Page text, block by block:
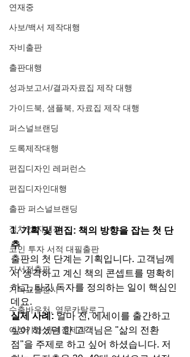
연재중
사보/백서 제작대행
자비출판
출판대행
성과보고서/결과자료집 제작 대행
가이드북, 샘플북, 자료집 제작 대행
퍼스널브랜딩
도록제작대행
편집디자인 레퍼런스
편집디자인대행
출판 퍼스널브랜딩
정치인 자서전
코인 투자 서적 대필출판
자서전출판
기독교출판사
수출바우처, 영문카탈로그
여성기업 사례집제작
1. 기획 및 편집: 책의 방향을 잡는 첫 단
추
출판의 첫 단계는 기획입니다. 고객님께
서 생각하고 계신 책의 콘셉트를 명확히
하고, 타깃 독자를 정의하는 일이 핵심인
데요.
실제 사례: 얼마 전, 에세이를 출간하고
싶어 하셨던 한 고객님은 "삶의 전환
점"을 주제로 하고 싶어 하셨습니다. 저